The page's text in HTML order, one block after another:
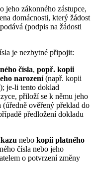
jeho zákonného zástupce,
domácnosti, který žádost
(podpis na žádosti
je nezbytné připojit:
čísla, popř. kopii
narození(např. kopii
je-li tento doklad
přiloží se k němu jeho
ověřený překlad do
předložení dokladu
nebo kopii platného
čísla nebo jeho
o potvrzení změny